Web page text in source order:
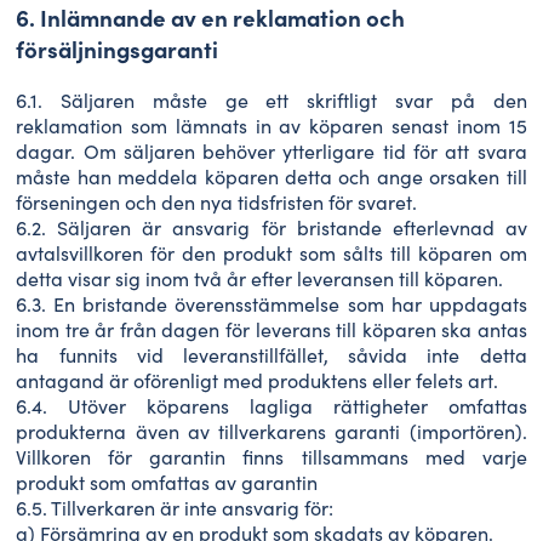
6. Inlämnande av en reklamation och
försäljningsgaranti
6.1. Säljaren måste ge ett skriftligt svar på den
reklamation som lämnats in av köparen senast inom 15
dagar. Om säljaren behöver ytterligare tid för att svara
måste han meddela köparen detta och ange orsaken till
förseningen och den nya tidsfristen för svaret.
6.2. Säljaren är ansvarig för bristande efterlevnad av
avtalsvillkoren för den produkt som sålts till köparen om
detta visar sig inom två år efter leveransen till köparen.
6.3. En bristande överensstämmelse som har uppdagats
inom tre år från dagen för leverans till köparen ska antas
ha funnits vid leveranstillfället, såvida inte detta
antagand är oförenligt med produktens eller felets art.
6.4. Utöver köparens lagliga rättigheter omfattas
produkterna även av tillverkarens garanti (importören).
Villkoren för garantin finns tillsammans med varje
produkt som omfattas av garantin
6.5. Tillverkaren är inte ansvarig för:
a) Försämring av en produkt som skadats av köparen.